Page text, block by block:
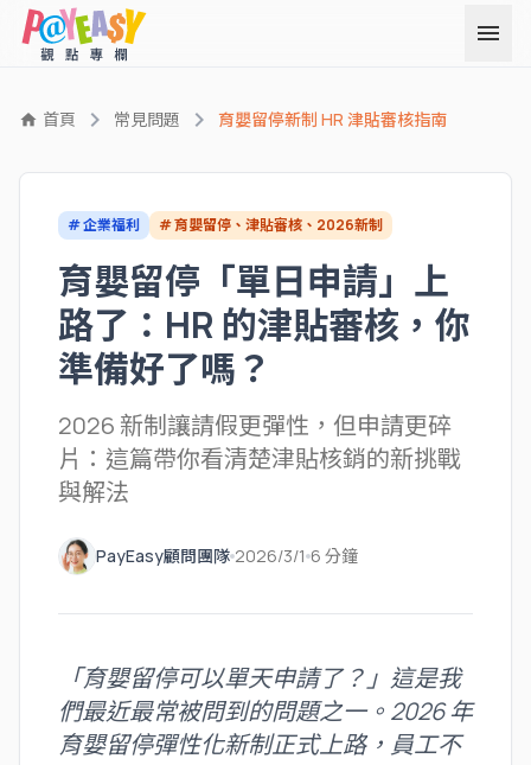
menu
home 首頁 chevron_right 常見問題 chevron_right 育嬰留停新制 HR 津貼審核指南
# 企業福利 # 育嬰留停、津貼審核、2026新制
育嬰留停「單日申請」上
路了：HR 的津貼審核，你
準備好了嗎？
2026 新制讓請假更彈性，但申請更碎
片：這篇帶你看清楚津貼核銷的新挑戰
與解法
PayEasy顧問團隊 2026/3/1 6 分鐘
「育嬰留停可以單天申請了？」這是我
們最近最常被問到的問題之一。2026 年
育嬰留停彈性化新制正式上路，員工不